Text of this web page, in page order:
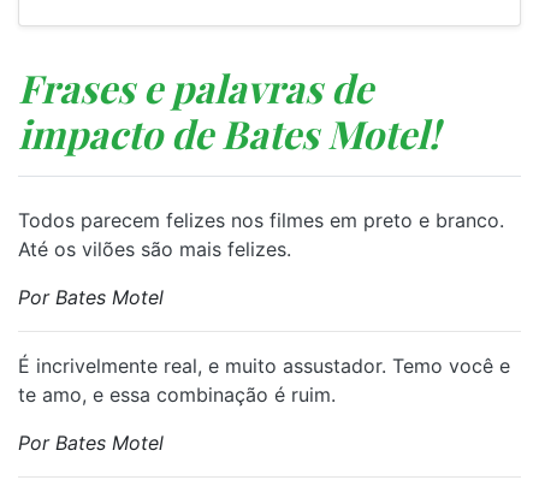
Frases e palavras de
impacto de Bates Motel!
Todos parecem felizes nos filmes em preto e branco.
Até os vilões são mais felizes.
Por Bates Motel
É incrivelmente real, e muito assustador. Temo você e
te amo, e essa combinação é ruim.
Por Bates Motel